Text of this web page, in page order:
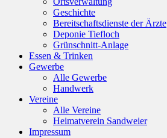
Geschichte
Bereitschaftsdienste der Ärzte
Deponie Tiefloch
Grünschnitt-Anlage
Essen & Trinken
Gewerbe
Alle Gewerbe
Handwerk
Vereine
Alle Vereine
Heimatverein Sandweier
Impressum